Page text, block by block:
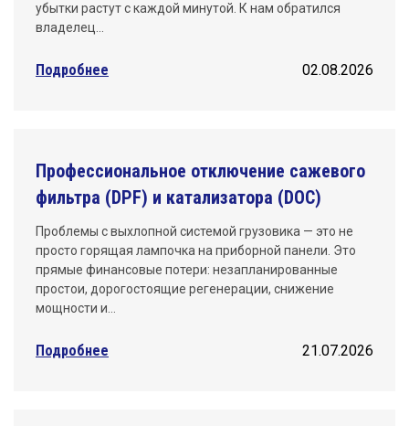
убытки растут с каждой минутой. К нам обратился
владелец…
02.08.2026
Подробнее
Профессиональное отключение сажевого
фильтра (DPF) и катализатора (DOC)
Проблемы с выхлопной системой грузовика — это не
просто горящая лампочка на приборной панели. Это
прямые финансовые потери: незапланированные
простои, дорогостоящие регенерации, снижение
мощности и…
21.07.2026
Подробнее